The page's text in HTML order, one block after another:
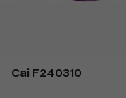
Cai F240310